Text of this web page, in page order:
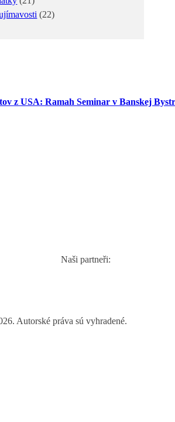
(22)
z USA: Ramah Seminar v Banskej
Naši partneři:
Autorské práva sú vyhradené.